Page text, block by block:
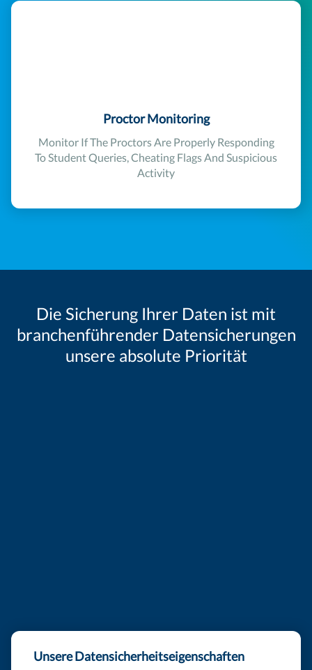
Proctor Monitoring
Monitor If The Proctors Are Properly Responding
To Student Queries, Cheating Flags And Suspicious
Activity
Die Sicherung Ihrer Daten ist mit
branchenführender Datensicherungen
unsere absolute Priorität
Unsere Datensicherheitseigenschaften